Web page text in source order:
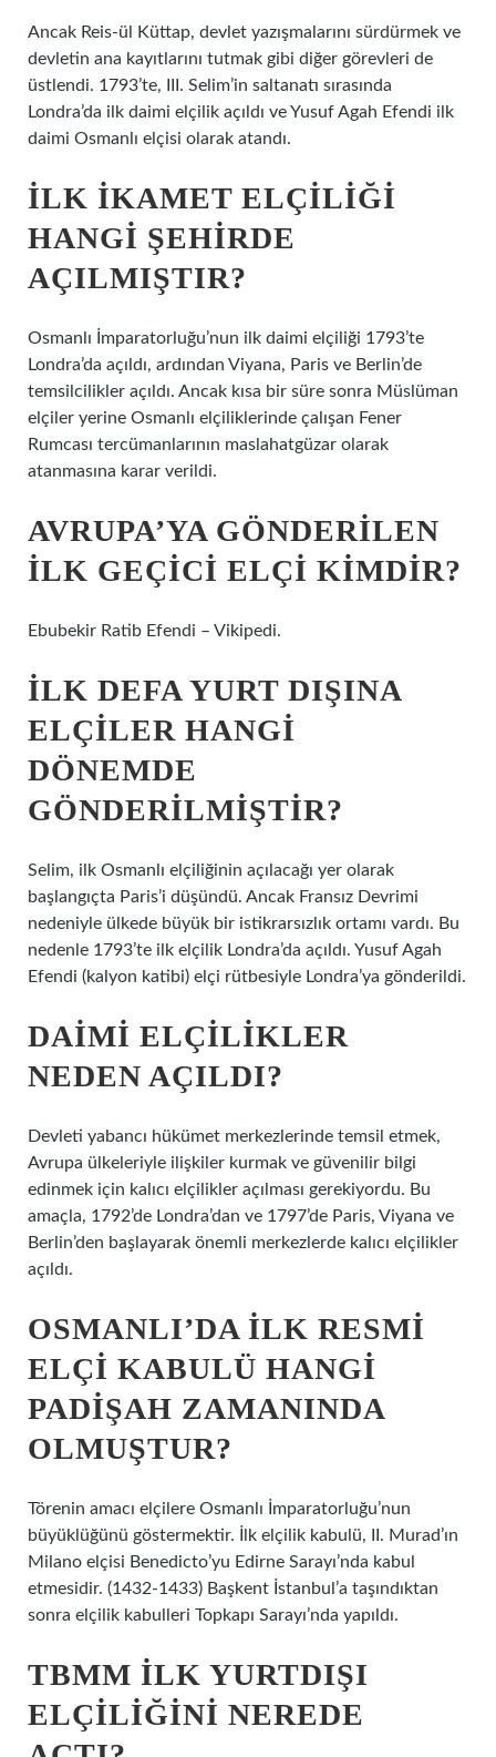
Ancak Reis-ül Küttap, devlet yazışmalarını sürdürmek ve
devletin ana kayıtlarını tutmak gibi diğer görevleri de
üstlendi. 1793’te, III. Selim’in saltanatı sırasında
Londra’da ilk daimi elçilik açıldı ve Yusuf Agah Efendi ilk
daimi Osmanlı elçisi olarak atandı.
İLK IKAMET ELÇILIĞI
HANGI ŞEHIRDE
AÇILMIŞTIR?
Osmanlı İmparatorluğu’nun ilk daimi elçiliği 1793’te
Londra’da açıldı, ardından Viyana, Paris ve Berlin’de
temsilcilikler açıldı. Ancak kısa bir süre sonra Müslüman
elçiler yerine Osmanlı elçiliklerinde çalışan Fener
Rumcası tercümanlarının maslahatgüzar olarak
atanmasına karar verildi.
AVRUPA’YA GÖNDERILEN
ILK GEÇICI ELÇI KIMDIR?
Ebubekir Ratib Efendi – Vikipedi.
İLK DEFA YURT DIŞINA
ELÇILER HANGI
DÖNEMDE
GÖNDERILMIŞTIR?
Selim, ilk Osmanlı elçiliğinin açılacağı yer olarak
başlangıçta Paris’i düşündü. Ancak Fransız Devrimi
nedeniyle ülkede büyük bir istikrarsızlık ortamı vardı. Bu
nedenle 1793’te ilk elçilik Londra’da açıldı. Yusuf Agah
Efendi (kalyon katibi) elçi rütbesiyle Londra’ya gönderildi.
DAIMI ELÇILIKLER
NEDEN AÇILDI?
Devleti yabancı hükümet merkezlerinde temsil etmek,
Avrupa ülkeleriyle ilişkiler kurmak ve güvenilir bilgi
edinmek için kalıcı elçilikler açılması gerekiyordu. Bu
amaçla, 1792’de Londra’dan ve 1797’de Paris, Viyana ve
Berlin’den başlayarak önemli merkezlerde kalıcı elçilikler
açıldı.
OSMANLI’DA ILK RESMI
ELÇI KABULÜ HANGI
PADIŞAH ZAMANINDA
OLMUŞTUR?
Törenin amacı elçilere Osmanlı İmparatorluğu’nun
büyüklüğünü göstermektir. İlk elçilik kabulü, II. Murad’ın
Milano elçisi Benedicto’yu Edirne Sarayı’nda kabul
etmesidir. (1432-1433) Başkent İstanbul’a taşındıktan
sonra elçilik kabulleri Topkapı Sarayı’nda yapıldı.
TBMM ILK YURTDIŞI
ELÇILIĞINI NEREDE